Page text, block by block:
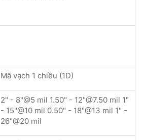
Mã vạch 1 chiều (1D)
2" - 8"@5 mil 1.50" - 12"@7.50 mil 1"
- 15"@10 mil 0.50" - 18"@13 mil 1" -
26"@20 mil